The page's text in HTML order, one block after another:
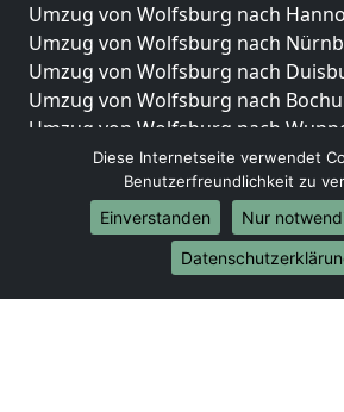
Umzug von Wolfsburg nach
Umzug von Wolfsburg nach
Umzug von Wolfsburg nach
Umzug von Wolfsburg nach
Umzug von Wolfsburg nach
Umzug von Wolfsburg nach
Umzug von Wolfsburg nach Bonn
Umzug von Wolfsburg nach
Internationale-Umzüge
Umzug von Wolfsburg nach
Diese Internetseite verwendet
Benutzerfreundlichkeit zu
Einverstanden
Nur